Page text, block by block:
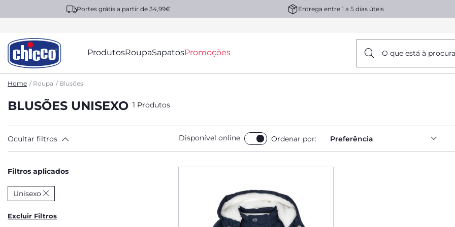
Portes grátis a partir de 34,99€ Entrega entre 1 a 5 dias úteis
ProdutosRoupaSapatosPromoções O que está à
Home Roupa Blusões
BLUSÕES UNISEXO 1 Produtos
Ocultar filtros Disponível online Ordenar por: Preferência
Filtros aplicados
Unisexo
Excluir Filtros